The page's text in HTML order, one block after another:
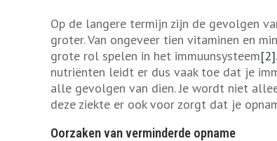
Op de langere termijn zijn de gevolgen
groter. Van ongeveer tien vitaminen en
grote rol spelen in het immuunsysteem[2]
nutriënten leidt er dus vaak toe dat je
alle gevolgen van dien. Je wordt niet
deze ziekte er ook voor zorgt dat je
Oorzaken van verminderde opname